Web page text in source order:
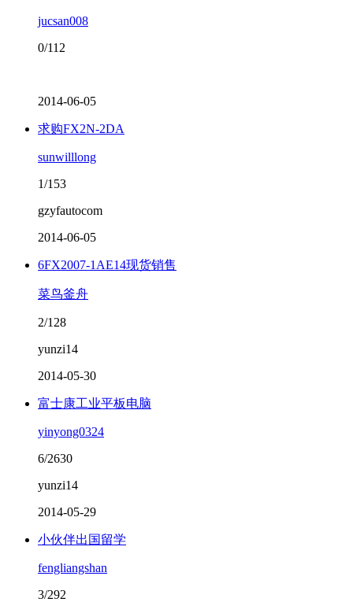
jucsan008
0/112
2014-06-05
求购FX2N-2DA
sunwilllong
1/153
gzyfautocom
2014-06-05
6FX2007-1AE14现货销售
菜鸟釜舟
2/128
yunzi14
2014-05-30
富士康工业平板电脑
yinyong0324
6/2630
yunzi14
2014-05-29
小伙伴出国留学
fengliangshan
3/292